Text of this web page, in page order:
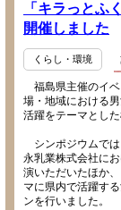
「キラっとふ
開催しました
くらし・環境
福島県主催のイベ
場・地域における
活躍をテーマとし
シンポジウムでは
永乳業株式会社に
演いただいたほか
マに県内で活躍す
ンを行いました。